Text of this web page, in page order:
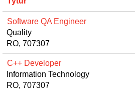
Software QA Engineer
Quality
RO, 707307
C++ Developer
Information Technology
RO, 707307